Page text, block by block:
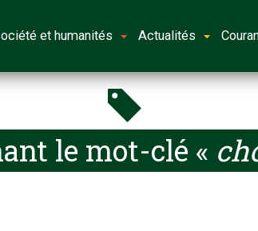
et humanités Actualités
le mot-clé «